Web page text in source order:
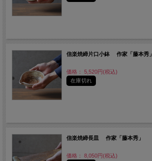
信楽焼締片口小鉢 作家「藤本秀」
価格： 5,520円(税込)
在庫切れ
信楽焼締長皿 作家「藤本秀」
価格： 8,050円(税込)